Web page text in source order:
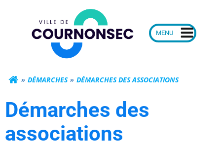
Mairie de
DÉMARCHES DÉMARCHES DES ASSOCIATIONS
Démarches des
associations